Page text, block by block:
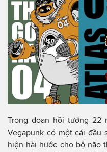
Trong đoạn hồi tưởng 22
Vegapunk có một cái đầu
hiện hài hước cho bộ não